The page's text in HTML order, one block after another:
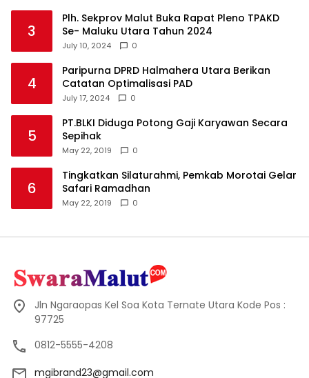
3
Plh. Sekprov Malut Buka Rapat Pleno TPAKD
Se- Maluku Utara Tahun 2024
July 10, 2024 0
4
Paripurna DPRD Halmahera Utara Berikan
Catatan Optimalisasi PAD
July 17, 2024 0
5
PT.BLKI Diduga Potong Gaji Karyawan Secara
Sepihak
May 22, 2019 0
6
Tingkatkan Silaturahmi, Pemkab Morotai Gelar
Safari Ramadhan
May 22, 2019 0
Jln Ngaraopas Kel Soa Kota Ternate Utara Kode Pos :
97725
0812-5555-4208
mgibrand23@gmail.com